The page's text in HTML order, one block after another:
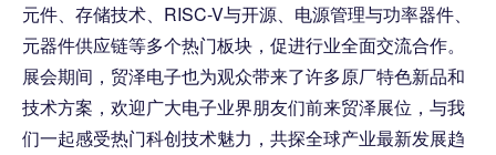
元件、存储技术、RISC-V与开源、电源管理与功率器件、
元器件供应链等多个热门板块，促进行业全面交流合作。
展会期间，贸泽电子也为观众带来了许多原厂特色新品和
技术方案，欢迎广大电子业界朋友们前来贸泽展位，与我
们一起感受热门科创技术魅力，共探全球产业最新发展趋